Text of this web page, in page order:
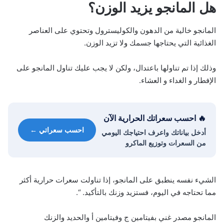
هل المانجو يزيد الوزن؟
المانجو خالية من الدهون والكوليسترول وتحتوي على العناصر
الغذائية التي يحتاجها جسمك ولا تزيد الوزن.
وذلك إذا تم تناولها باعتدال، ولكن لا يجب عليك تناول المانجو على
الإفطار و الغداء و العشاء.
🔥 احسب سعراتك الحرارية الآن
أدخل بياناتك واعرف احتياجك اليومي
من السعرات وتوزيع الماكرو
احسب سعراتي ←
الشيء نفسه ينطبق على المانجو، إذا تناولت سعرات حرارية أكثر
مما تحتاجه في اليوم، فستزيد وزنك بالتأكيد. “.
المانجو مصدر غني بفيتامين ج وفيتامين أ والحديد والزنك